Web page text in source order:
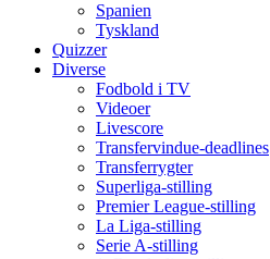
Spanien
Tyskland
Quizzer
Diverse
Fodbold i TV
Videoer
Livescore
Transfervindue-deadlines
Transferrygter
Superliga-stilling
Premier League-stilling
La Liga-stilling
Serie A-stilling